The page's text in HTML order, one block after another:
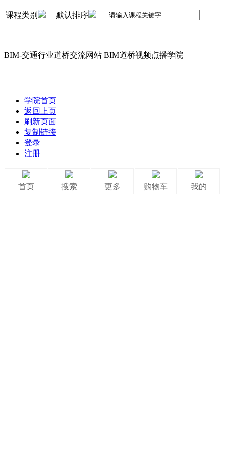
课程类别 默认排序
BIM-交通行业道桥交流网站 BIM道桥视频点播学院
学院首页
返回上页
刷新页面
复制链接
登录
注册
首页 搜索 更多 购物车 我的